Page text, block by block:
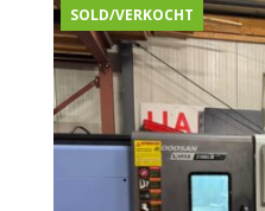
SOLD/VERKOCHT